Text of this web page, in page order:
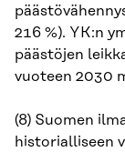
216 %). YK:n
päästöjen
vuoteen 2030
(8) Suomen
historialliseen